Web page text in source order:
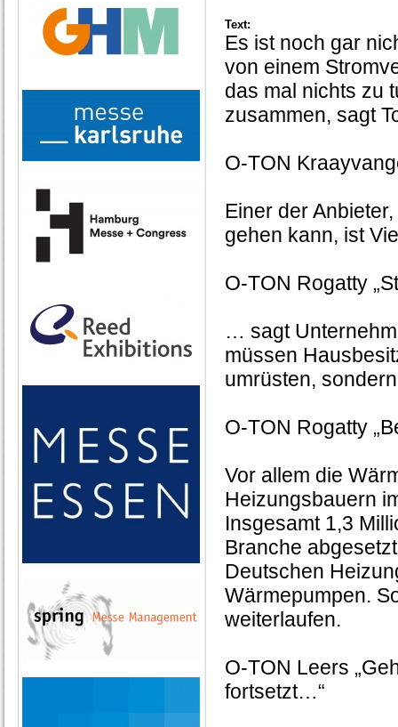
Text:
Es ist noch gar
von einem
das mal nichts zu
zusammen, sagt
O-TON
Einer der
gehen kann, ist
O-TON Rogatty
… sagt
müssen
umrüsten,
O-TON Rogatty
Vor allem die
Heizungsbauern
Insgesamt 1,3
Branche
Deutschen
Wärmepumpen.
weiterlaufen.
O-TON Leers
fortsetzt…“